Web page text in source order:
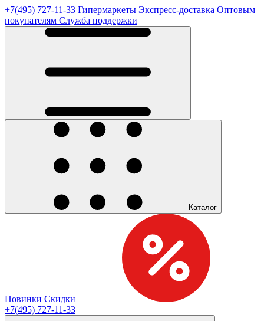
+7(495) 727-11-33 Гипермаркеты Экспресс-доставка Оптовым
покупателям Служба поддержки
Каталог
Новинки Скидки
+7(495) 727-11-33